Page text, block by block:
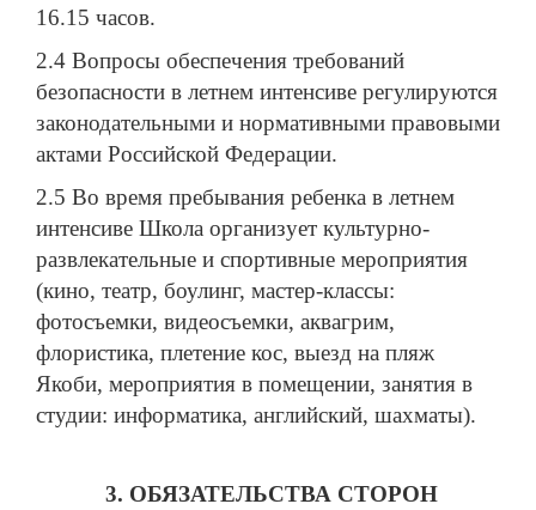
16.15 часов.
2.4 Вопросы обеспечения требований
безопасности в летнем интенсиве регулируются
законодательными и нормативными правовыми
актами Российской Федерации.
2.5 Во время пребывания ребенка в летнем
интенсиве Школа организует культурно-
развлекательные и спортивные мероприятия
(кино, театр, боулинг, мастер-классы:
фотосъемки, видеосъемки, аквагрим,
флористика, плетение кос, выезд на пляж
Якоби, мероприятия в помещении, занятия в
студии: информатика, английский, шахматы).
3. ОБЯЗАТЕЛЬСТВА СТОРОН